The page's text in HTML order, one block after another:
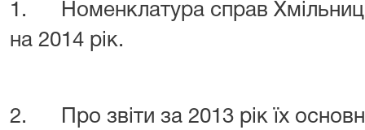
1. Номенклатура справ
на 2014 рік.
2. Про звіти за 2013 рік їх